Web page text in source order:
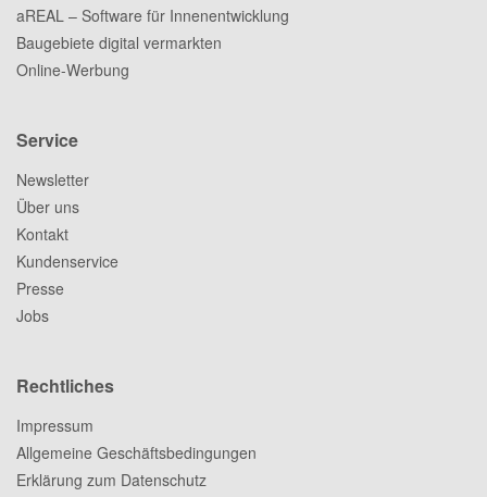
aREAL – Software für Innenentwicklung
Baugebiete digital vermarkten
Online-Werbung
Service
Newsletter
Über uns
Kontakt
Kundenservice
Presse
Jobs
Rechtliches
Impressum
Allgemeine Geschäftsbedingungen
Erklärung zum Datenschutz